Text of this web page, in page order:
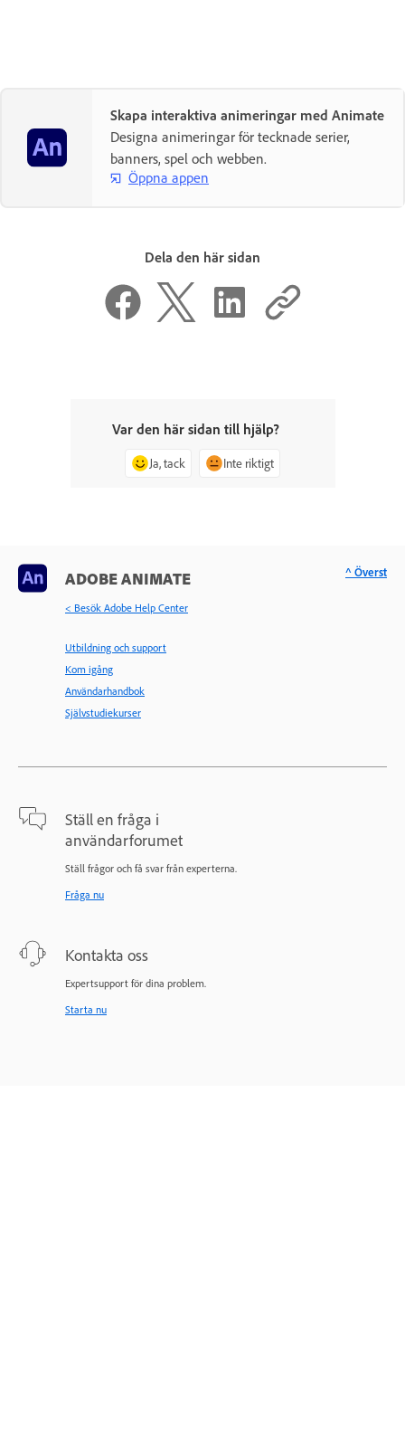
Skapa interaktiva animeringar med Animate
Designa animeringar för tecknade serier,
banners, spel och webben.
Öppna appen
Dela den här sidan
Var den här sidan till hjälp?
Ja, tack Inte riktigt
ADOBE ANIMATE
< Besök Adobe Help Center
Utbildning och support
Kom igång
Användarhandbok
Självstudiekurser
Ställ en fråga i
användarforumet
Ställ frågor och få svar från experterna.
Fråga nu
Kontakta oss
Expertsupport för dina problem.
Starta nu
^ Överst